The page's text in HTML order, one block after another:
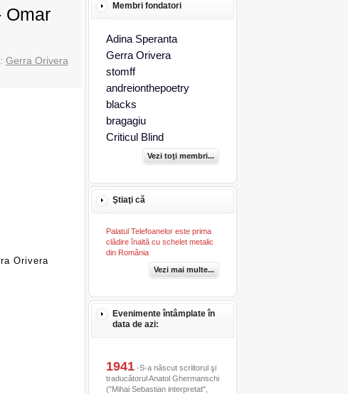
Omar
Gerra Orivera
Orivera
Membri fondatori
Adina Speranta
Gerra Orivera
stomff
andreionthepoetry
blacks
bragagiu
Criticul Blind
Vezi toţi membri...
Ştiaţi că
Palatul Telefoanelor este prima
clădire înaltă cu schelet metalic
din România
Vezi mai multe...
Evenimente întâmplate în
data de azi:
1941-S-a născut scriitorul şi
traducătorul Anatol Ghermanschi
("Mihai Sebastian interpretat",